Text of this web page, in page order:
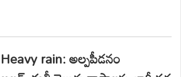
Heavy rain: అల్పపీడనం